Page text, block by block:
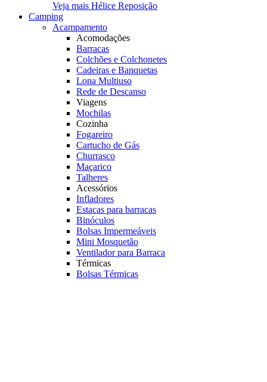
Veja mais Hélice Reposição
Camping
Acampamento
Acomodações
Barracas
Colchões e Colchonetes
Cadeiras e Banquetas
Lona Multiuso
Rede de Descanso
Viagens
Mochilas
Cozinha
Fogareiro
Cartucho de Gás
Churrasco
Maçarico
Talheres
Acessórios
Infladores
Estacas para barracas
Binóculos
Bolsas Impermeáveis
Mini Mosquetão
Ventilador para Barraca
Térmicas
Bolsas Térmicas